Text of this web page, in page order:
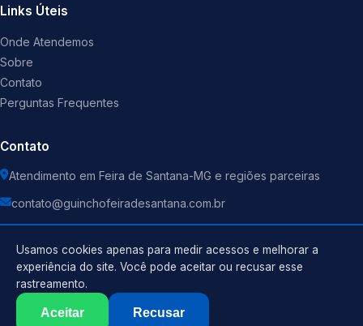
Links Úteis
Onde Atendemos
Sobre
Contato
Perguntas Frequentes
Contato
Atendimento em Feira de Santana-MG e regiões parceiras
contato@guinchofeiradesantana.com.br
Guincho . Todos os direitos reservados.
Usamos cookies apenas para medir acessos e melhorar a
experiência do site. Você pode aceitar ou recusar esse
rastreamento.
Aceitar Recusar